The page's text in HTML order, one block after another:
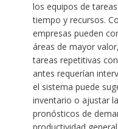
los equipos de
tiempo y recursos.
empresas pueden
áreas de mayor
tareas repetitivas
antes requerían
el sistema puede
inventario o ajustar
pronósticos de